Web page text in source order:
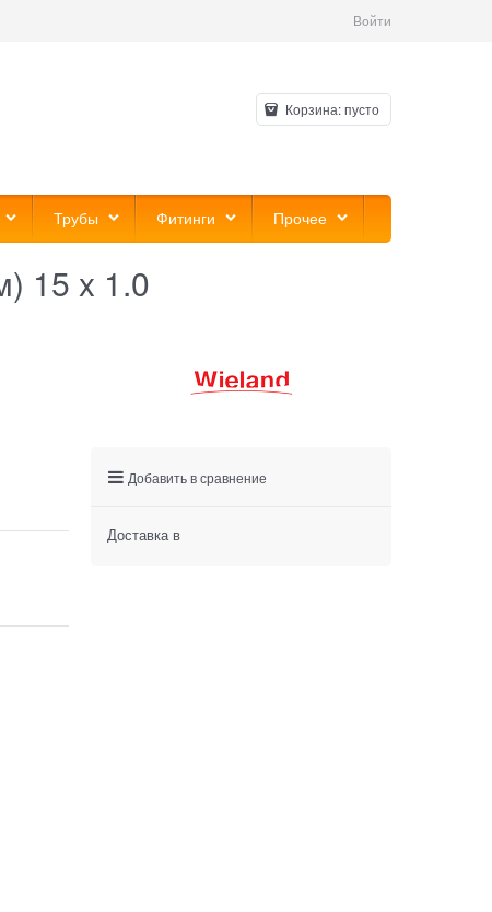
Войти
Корзина:пусто
Трубы Фитинги Прочее
15 x 1.0
Добавить в сравнение
Доставка в